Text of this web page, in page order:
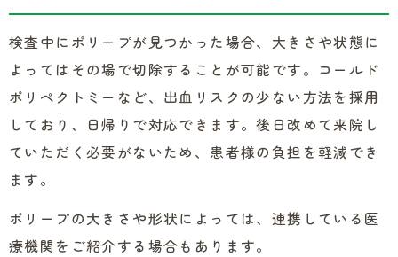
検査中にポリープが見つかった場合、大きさや状態に
よってはその場で切除することが可能です。コールド
ポリペクトミーなど、出血リスクの少ない方法を採用
しており、日帰りで対応できます。後日改めて来院し
ていただく必要がないため、患者様の負担を軽減でき
ます。
ポリープの大きさや形状によっては、連携している医
療機関をご紹介する場合もあります。